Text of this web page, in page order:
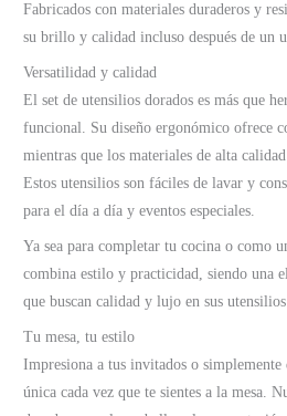
Fabricados con materiales duraderos y
su brillo y calidad incluso después de un
Versatilidad y calidad
El set de utensilios dorados es más que
funcional. Su diseño ergonómico ofrece
mientras que los materiales de alta
Estos utensilios son fáciles de lavar y
para el día a día y eventos especiales.
Ya sea para completar tu cocina o como
combina estilo y practicidad, siendo una
que buscan calidad y lujo en sus utensilios
Tu mesa, tu estilo
Impresiona a tus invitados o
única cada vez que te sientes a la mesa.